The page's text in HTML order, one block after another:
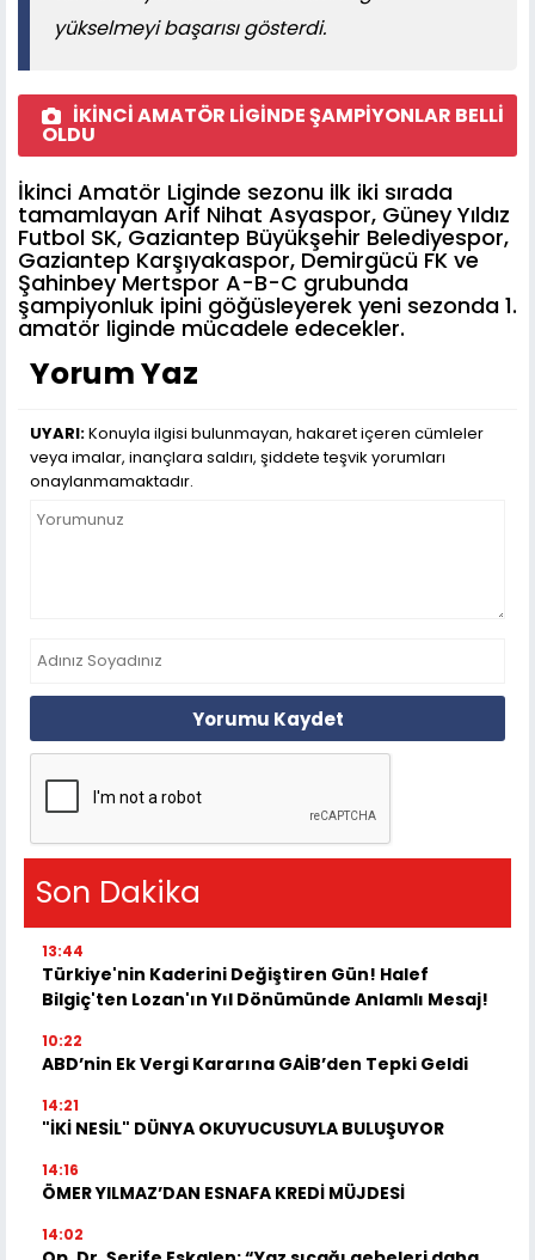
yükselmeyi başarısı gösterdi.
İKİNCİ AMATÖR LİGİNDE ŞAMPİYONLAR BELLİ
OLDU
İkinci Amatör Liginde sezonu ilk iki sırada
tamamlayan Arif Nihat Asyaspor, Güney Yıldız
Futbol SK, Gaziantep Büyükşehir Belediyespor,
Gaziantep Karşıyakaspor, Demirgücü FK ve
Şahinbey Mertspor A-B-C grubunda
şampiyonluk ipini göğüsleyerek yeni sezonda 1.
amatör liginde mücadele edecekler.
Yorum Yaz
UYARI:Konuyla ilgisi bulunmayan, hakaret içeren cümleler
veya imalar, inançlara saldırı, şiddete teşvik yorumları
onaylanmamaktadır.
Yorumu Kaydet
Son Dakika
13:44
Türkiye'nin Kaderini Değiştiren Gün! Halef
Bilgiç'ten Lozan'ın Yıl Dönümünde Anlamlı Mesaj!
10:22
ABD’nin Ek Vergi Kararına GAİB’den Tepki Geldi
14:21
"İKİ NESİL" DÜNYA OKUYUCUSUYLA BULUŞUYOR
14:16
ÖMER YILMAZ’DAN ESNAFA KREDİ MÜJDESİ
14:02